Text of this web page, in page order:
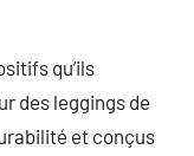
qu’ils
des leggings de
et conçus